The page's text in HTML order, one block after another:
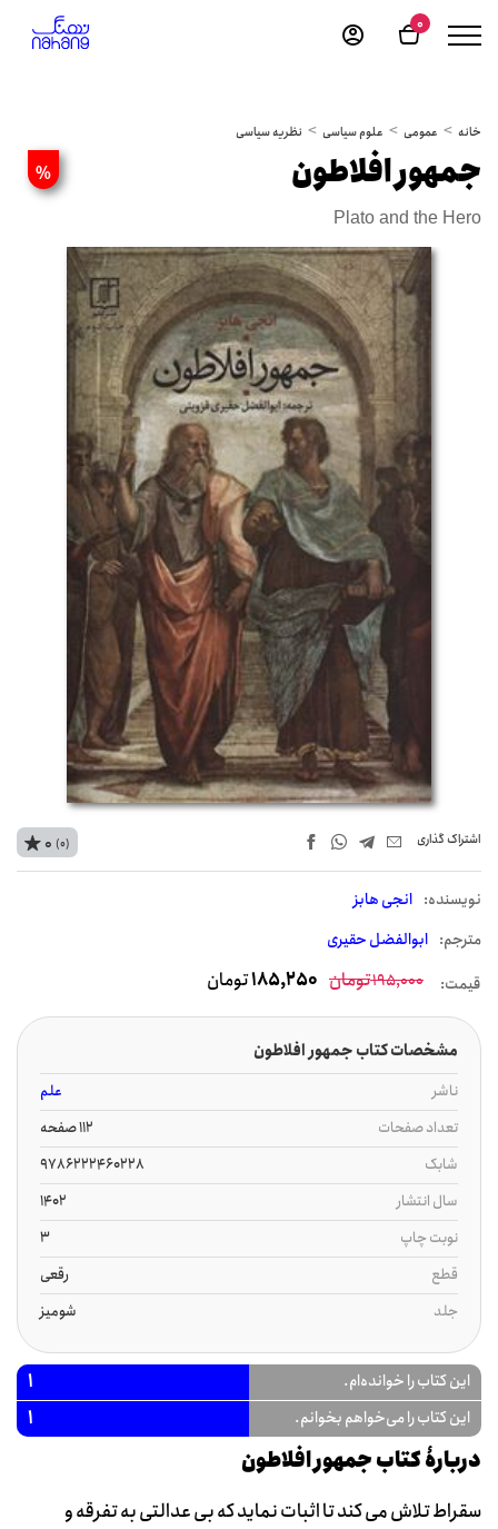
0
خانه عمومی علوم سیاسی نظریه سیاسی
% جمهور افلاطون
Plato and the Hero
اشتراک‌ گذاری
نويسنده: انجی هابز
مترجم: ابوالفضل حقیری
0 (0)
قیمت: 195,000تومان 185,250تومان
مشخصات کتاب جمهور افلاطون
ناشر
علم
تعداد صفحات
112 صفحه
شابک
9786222460228
سال انتشار
1402
نوبت چاپ
3
قطع
رقعی
جلد
شومیز
این کتاب را خوانده‌ام. 1
این کتاب را می‌خواهم بخوانم. 1
دربارۀ کتاب جمهور افلاطون
سقراط تلاش می کند تا اثبات نماید که بی عدالتی به تفرقه و